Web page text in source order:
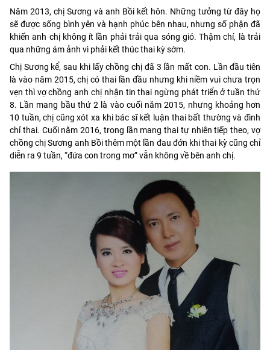
Năm 2013, chị Sương và anh Bồi kết hôn. Những tưởng từ đây họ
sẽ được sống bình yên và hạnh phúc bên nhau, nhưng số phận đã
khiến anh chị không ít lần phải trải qua sóng gió. Thậm chí, là trải
qua những ám ảnh vì phải kết thúc thai kỳ sớm.
Chị Sương kể, sau khi lấy chồng chị đã 3 lần mất con. Lần đầu tiên
là vào năm 2015, chị có thai lần đầu nhưng khi niềm vui chưa trọn
vẹn thì vợ chồng anh chị nhận tin thai ngừng phát triển ở tuần thứ
8. Lần mang bầu thứ 2 là vào cuối năm 2015, nhưng khoảng hơn
10 tuần, chị cũng xót xa khi bác sĩ kết luận thai bất thường và đình
chỉ thai. Cuối năm 2016, trong lần mang thai tự nhiên tiếp theo, vợ
chồng chị Sương anh Bồi thêm một lần đau đớn khi thai kỳ cũng chỉ
diễn ra 9 tuần, “đứa con trong mơ” vẫn không về bên anh chị.